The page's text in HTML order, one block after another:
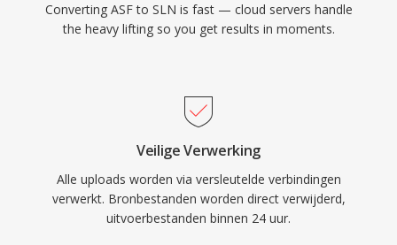
Converting ASF to SLN is fast — cloud servers handle
the heavy lifting so you get results in moments.
Veilige Verwerking
Alle uploads worden via versleutelde verbindingen
verwerkt. Bronbestanden worden direct verwijderd,
uitvoerbestanden binnen 24 uur.